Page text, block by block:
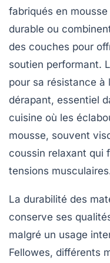
fabriqués en
durable ou
des couches pour
soutien performant.
pour sa résistance à
dérapant, essentiel
cuisine où les
mousse, souvent
coussin relaxant qui
tensions
La durabilité des
conserve ses
malgré un usage
Fellowes, différents